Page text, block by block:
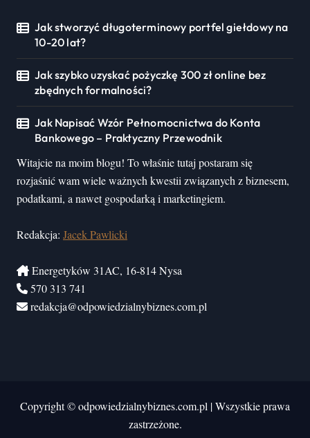
Jak stworzyć długoterminowy portfel giełdowy na
10-20 lat?
Jak szybko uzyskać pożyczkę 300 zł online bez
zbędnych formalności?
Jak Napisać Wzór Pełnomocnictwa do Konta
Bankowego – Praktyczny Przewodnik
Witajcie na moim blogu! To właśnie tutaj postaram się
rozjaśnić wam wiele ważnych kwestii związanych z biznesem,
podatkami, a nawet gospodarką i marketingiem.
Redakcja: Jacek Pawlicki
Energetyków 31AC, 16-814 Nysa
570 313 741
redakcja@odpowiedzialnybiznes.com.pl
Copyright © odpowiedzialnybiznes.com.pl |Wszystkie prawa
zastrzeżone.